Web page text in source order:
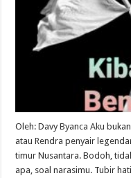
Oleh: Davy Byanca Aku
atau Rendra penyair
timur Nusantara. Bodoh,
apa, soal narasimu. Tubir